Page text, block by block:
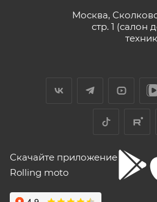
Москва,
стр. 1 (салон
Скачайте приложение
Rolling moto